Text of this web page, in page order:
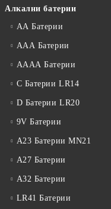
Алкални батерии
АА Батерии
ААА Батерии
АААА Батерии
C Батерии LR14
D Батерии LR20
9V Батерии
A23 Батерии MN21
A27 Батерии
A32 Батерии
LR41 Батерии